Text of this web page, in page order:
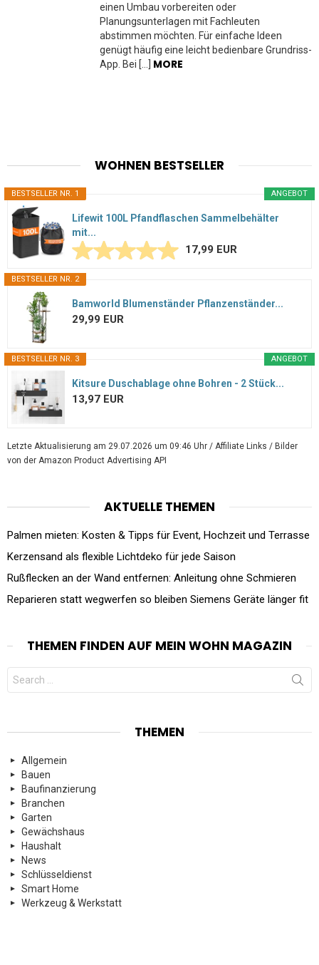
einen Umbau vorbereiten oder
Planungsunterlagen mit Fachleuten
abstimmen möchten. Für einfache Ideen
genügt häufig eine leicht bedienbare Grundriss-
App. Bei […] MORE
WOHNEN BESTSELLER
ANGEBOT
BESTSELLER NR. 1
Lifewit 100L Pfandflaschen Sammelbehälter
mit...
17,99 EUR
BESTSELLER NR. 2
Bamworld Blumenständer Pflanzenständer...
29,99 EUR
ANGEBOT
BESTSELLER NR. 3
Kitsure Duschablage ohne Bohren - 2 Stück...
13,97 EUR
Letzte Aktualisierung am 29.07.2026 um 09:46 Uhr / Affiliate Links / Bilder
von der Amazon Product Advertising API
AKTUELLE THEMEN
Palmen mieten: Kosten & Tipps für Event, Hochzeit und Terrasse
Kerzensand als flexible Lichtdeko für jede Saison
Rußflecken an der Wand entfernen: Anleitung ohne Schmieren
Reparieren statt wegwerfen so bleiben Siemens Geräte länger fit
THEMEN FINDEN AUF MEIN WOHN MAGAZIN
Search
for:
THEMEN
Allgemein
Bauen
Baufinanzierung
Branchen
Garten
Gewächshaus
Haushalt
News
Schlüsseldienst
Smart Home
Werkzeug & Werkstatt